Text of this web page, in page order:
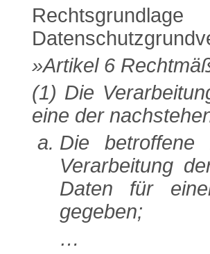
»Artikel 6
(1) Die Verarbeitung ist nur rechtmäßig, wenn mindestens
eine der
Die
Verarbeitung
Daten für
gegeben;
…